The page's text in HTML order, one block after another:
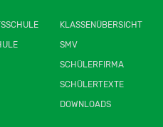
KLASSENÜBERSICHT
SMV
SCHÜLERFIRMA
SCHÜLERTEXTE
DOWNLOADS